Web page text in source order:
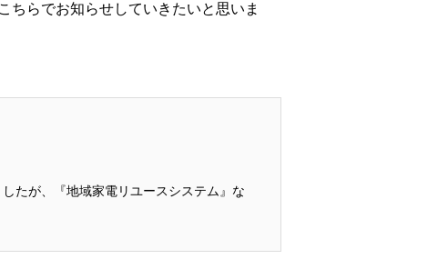
ちらでお知らせしていきたいと思いま
たが、『地域家電リユースシステム』な